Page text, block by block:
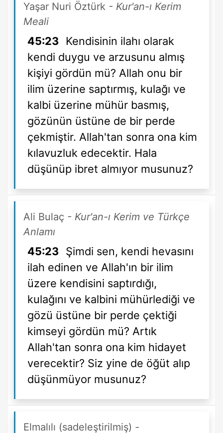
Yaşar Nuri Öztürk - Kur'an-ı Kerim
Meali
45:23
Kendisinin ilahı olarak
kendi duygu ve arzusunu almış
kişiyi gördün mü? Allah onu bir
ilim üzerine saptırmış, kulağı ve
kalbi üzerine mühür basmış,
gözünün üstüne de bir perde
çekmiştir. Allah'tan sonra ona kim
kılavuzluk edecektir. Hala
düşünüp ibret almıyor musunuz?
Ali Bulaç - Kur'an-ı Kerim ve Türkçe
Anlamı
45:23 Şimdi sen, kendi hevasını
ilah edinen ve Allah'ın bir ilim
üzere kendisini saptırdığı,
kulağını ve kalbini mühürlediği ve
gözü üstüne bir perde çektiği
kimseyi gördün mü? Artık
Allah'tan sonra ona kim hidayet
verecektir? Siz yine de öğüt alıp
düşünmüyor musunuz?
Elmalılı (sadeleştirilmiş) -